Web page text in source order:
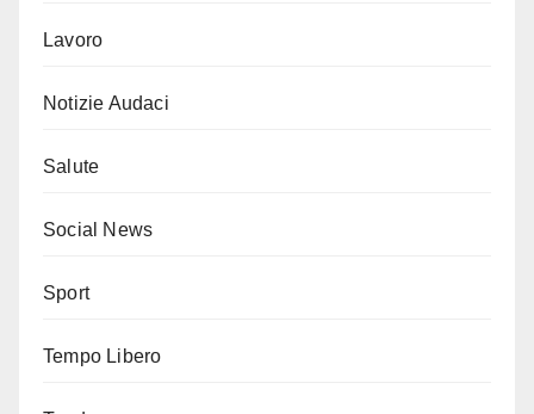
Lavoro
Notizie Audaci
Salute
Social News
Sport
Tempo Libero